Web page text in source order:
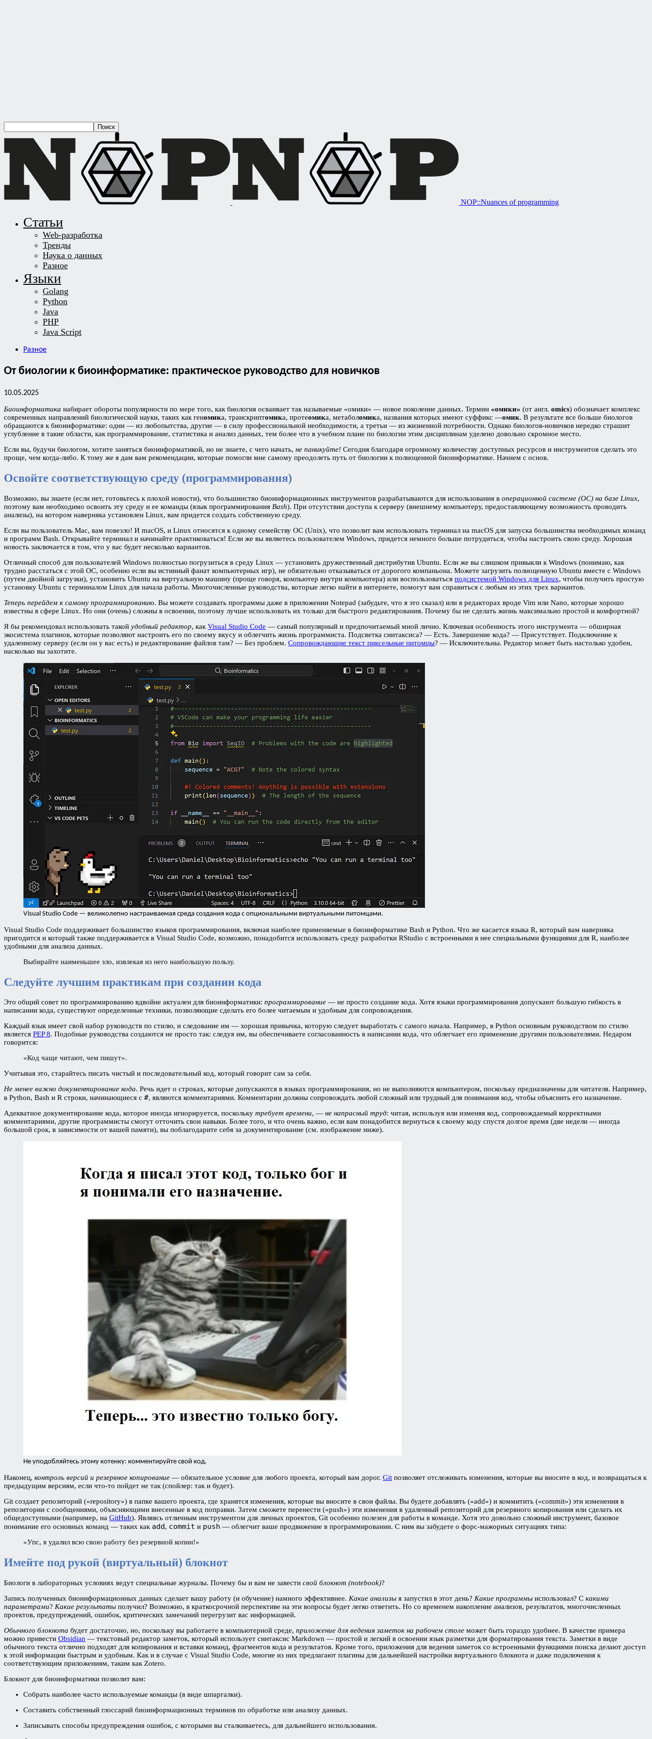
NOP::Nuances of programming
Статьи
Web-разработка
Тренды
Наука о данных
Разное
Языки
Golang
Python
Java
PHP
Java Script
Разное
От биологии к биоинформатике: практическое руководство для новичков
10.05.2025
Биоинформатика набирает обороты популярности по мере того, как биология осваивает так называемые «омики» — новое поколение данных. Термин «омики» (от англ. omics) обозначает комплекс
современных направлений биологической науки, таких как геномика, транскриптомика, протеомика, метаболомика, названия которых имеют суффикс —омик. В результате все больше биологов
обращаются к биоинформатике: одни — из любопытства, другие — в силу профессиональной необходимости, а третьи — из жизненной потребности. Однако биологов-новичков нередко страшит
углубление в такие области, как программирование, статистика и анализ данных, тем более что в учебном плане по биологии этим дисциплинам уделено довольно скромное место.
Если вы, будучи биологом, хотите заняться биоинформатикой, но не знаете, с чего начать, не паникуйте! Сегодня благодаря огромному количеству доступных ресурсов и инструментов сделать это
проще, чем когда-либо. К тому же я дам вам рекомендации, которые помогли мне самому преодолеть путь от биологии к полноценной биоинформатике. Начнем с основ.
Освойте соответствующую среду (программирования)
Возможно, вы знаете (если нет, готовьтесь к плохой новости), что большинство биоинформационных инструментов разрабатываются для использования в операционной системе (ОС) на базе Linux,
поэтому вам необходимо освоить эту среду и ее команды (язык программирования Bash). При отсутствии доступа к серверу (внешнему компьютеру, предоставляющему возможность проводить
анализы), на котором наверняка установлен Linux, вам придется создать собственную среду.
Если вы пользователь Mac, вам повезло! И macOS, и Linux относятся к одному семейству ОС (Unix), что позволит вам использовать терминал на macOS для запуска большинства необходимых команд
и программ Bash. Открывайте терминал и начинайте практиковаться! Если же вы являетесь пользователем Windows, придется немного больше потрудиться, чтобы настроить свою среду. Хорошая
новость заключается в том, что у вас будет несколько вариантов.
Отличный способ для пользователей Windows полностью погрузиться в среду Linux — установить дружественный дистрибутив Ubuntu. Если же вы слишком привыкли к Windows (понимаю, как
трудно расстаться с этой ОС, особенно если вы истинный фанат компьютерных игр), не обязательно отказываться от дорогого компаньона. Можете загрузить полноценную Ubuntu вместе с Windows
(путем двойной загрузки), установить Ubuntu на виртуальную машину (проще говоря, компьютер внутри компьютера) или воспользоваться подсистемой Windows для Linux, чтобы получить простую
установку Ubuntu с терминалом Linux для начала работы. Многочисленные руководства, которые легко найти в интернете, помогут вам справиться с любым из этих трех вариантов.
Теперь перейдем к самому программированию. Вы можете создавать программы даже в приложении Notepad (забудьте, что я это сказал) или в редакторах вроде Vim или Nano, которые хорошо
известны в сфере Linux. Но они (очень) сложны в освоении, поэтому лучше использовать их только для быстрого редактирования. Почему бы не сделать жизнь максимально простой и комфортной?
Я бы рекомендовал использовать такой удобный редактор, как Visual Studio Code — самый популярный и предпочитаемый мной лично. Ключевая особенность этого инструмента — обширная
экосистема плагинов, которые позволяют настроить его по своему вкусу и облегчить жизнь программиста. Подсветка синтаксиса? — Есть. Завершение кода? — Присутствует. Подключение к
удаленному серверу (если он у вас есть) и редактирование файлов там? — Без проблем. Сопровождающие текст пиксельные питомцы? — Исключительны. Редактор может быть настолько удобен,
насколько вы захотите.
Visual Studio Code — великолепно настраиваемая среда создания кода с опциональными виртуальными питомцами.
Visual Studio Code поддерживает большинство языков программирования, включая наиболее применяемые в биоинформатике Bash и Python. Что же касается языка R, который вам наверняка
пригодится и который также поддерживается в Visual Studio Code, возможно, понадобится использовать среду разработки RStudio с встроенными в нее специальными функциями для R, наиболее
удобными для анализа данных.
Выбирайте наименьшее зло, извлекая из него наибольшую пользу.
Следуйте лучшим практикам при создании кода
Это общий совет по программированию вдвойне актуален для биоинформатики: программирование — не просто создание кода. Хотя языки программирования допускают большую гибкость в
написании кода, существуют определенные техники, позволяющие сделать его более читаемым и удобным для сопровождения.
Каждый язык имеет свой набор руководств по стилю, и следование им — хорошая привычка, которую следует выработать с самого начала. Например, в Python основным руководством по стилю
является PEP 8. Подобные руководства создаются не просто так: следуя им, вы обеспечиваете согласованность в написании кода, что облегчает его применение другими пользователями. Недаром
говорится:
«Код чаще читают, чем пишут».
Учитывая это, старайтесь писать чистый и последовательный код, который говорит сам за себя.
Не менее важно документирование кода. Речь идет о строках, которые допускаются в языках программирования, но не выполняются компьютером, поскольку предназначены для читателя. Например,
в Python, Bash и R строки, начинающиеся с #, являются комментариями. Комментарии должны сопровождать любой сложный или трудный для понимания код, чтобы объяснить его назначение.
Адекватное документирование кода, которое иногда игнорируется, поскольку требует времени, — не напрасный труд: читая, используя или изменяя код, сопровождаемый корректными
комментариями, другие программисты смогут отточить свои навыки. Более того, и что очень важно, если вам понадобится вернуться к своему коду спустя долгое время (две недели — иногда
большой срок, в зависимости от вашей памяти), вы поблагодарите себя за документирование (см. изображение ниже).
Не уподобляйтесь этому котенку: комментируйте свой код.
Наконец, контроль версий и резервное копирование — обязательное условие для любого проекта, который вам дорог. Git позволяет отслеживать изменения, которые вы вносите в код, и возвращаться к
предыдущим версиям, если что-то пойдет не так (спойлер: так и будет).
Git создает репозиторий («repository») в папке вашего проекта, где хранятся изменения, которые вы вносите в свои файлы. Вы будете добавлять («add») и коммитить («commit») эти изменения в
репозитории с сообщениями, объясняющими внесенные в код поправки. Затем сможете перенести («push») эти изменения в удаленный репозиторий для резервного копирования или сделать их
общедоступными (например, на GitHub). Являясь отличным инструментом для личных проектов, Git особенно полезен для работы в команде. Хотя это довольно сложный инструмент, базовое
понимание его основных команд — таких как add, commit и push — облегчит ваше продвижение в программировании. С ним вы забудете о форс-мажорных ситуациях типа:
«Упс, я удалил всю свою работу без резервной копии!»
Имейте под рукой (виртуальный) блокнот
Биологи в лабораторных условиях ведут специальные журналы. Почему бы и вам не завести свой блокнот (notebook)?
Запись полученных биоинформационных данных сделает вашу работу (и обучение) намного эффективнее. Какие анализы я запустил в этот день? Какие программы использовал? С какими
параметрами? Какие результаты получил? Возможно, в краткосрочной перспективе на эти вопросы будет легко ответить. Но со временем накопление анализов, результатов, многочисленных
проектов, предупреждений, ошибок, критических замечаний перегрузит вас информацией.
Обычного блокнота будет достаточно, но, поскольку вы работаете в компьютерной среде, приложение для ведения заметок на рабочем столе может быть гораздо удобнее. В качестве примера
можно привести Obsidian — текстовый редактор заметок, который использует синтаксис Markdown — простой и легкий в освоении язык разметки для форматирования текста. Заметки в виде
обычного текста отлично подходят для копирования и вставки команд, фрагментов кода и результатов. Кроме того, приложения для ведения заметок со встроенными функциями поиска делают доступ
к этой информации быстрым и удобным. Как и в случае с Visual Studio Code, многие из них предлагают плагины для дальнейшей настройки виртуального блокнота и даже подключения к
соответствующим приложениям, таким как Zotero.
Блокнот для биоинформатики позволит вам:
Собрать наиболее часто используемые команды (в виде шпаргалки).
Составить собственный глоссарий биоинформационных терминов по обработке или анализу данных.
Записывать способы предупреждения ошибок, с которыми вы сталкиваетесь, для дальнейшего использования.